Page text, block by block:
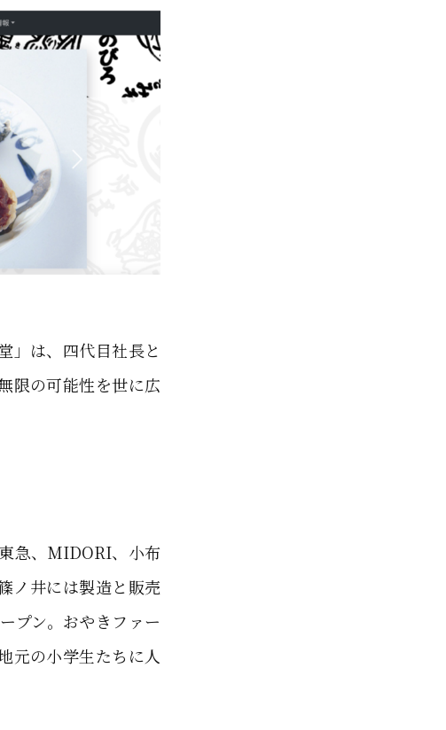
」は、四代目社長と
限の可能性を世に広
急、MIDORI、小布
ノ井には製造と販売
プン。おやきファー
元の小学生たちに人